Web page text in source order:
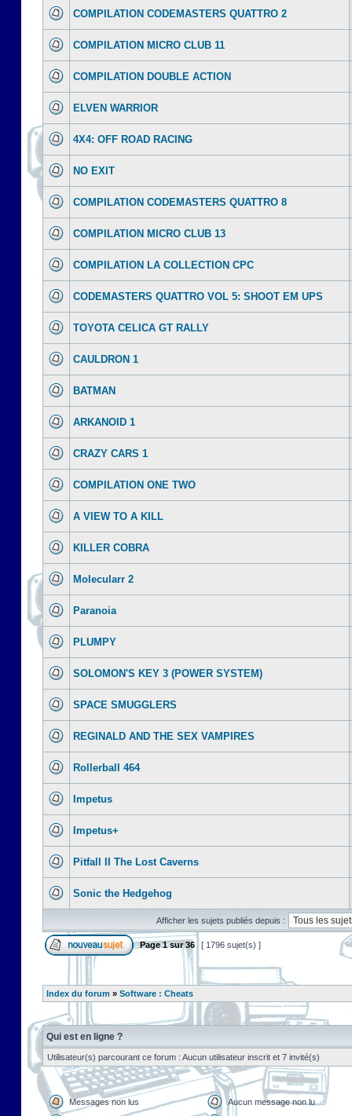
COMPILATION CODEMASTERS QUATTRO 2
COMPILATION MICRO CLUB 11
COMPILATION DOUBLE ACTION
ELVEN WARRIOR
4X4: OFF ROAD RACING
NO EXIT
COMPILATION CODEMASTERS QUATTRO 8
COMPILATION MICRO CLUB 13
COMPILATION LA COLLECTION CPC
CODEMASTERS QUATTRO VOL 5: SHOOT EM UPS
TOYOTA CELICA GT RALLY
CAULDRON 1
BATMAN
ARKANOID 1
CRAZY CARS 1
COMPILATION ONE TWO
A VIEW TO A KILL
KILLER COBRA
Molecularr 2
Paranoia
PLUMPY
SOLOMON'S KEY 3 (POWER SYSTEM)
SPACE SMUGGLERS
REGINALD AND THE SEX VAMPIRES
Rollerball 464
Impetus
Impetus+
Pitfall II The Lost Caverns
Sonic the Hedgehog
Afficher les sujets publiés depuis :
Page1sur36 [ 1796 sujet(s) ]
Index du forum » Software : Cheats
Qui est en ligne ?
Utilisateur(s) parcourant ce forum : Aucun utilisateur inscrit et 7 invité(s)
Messages non lus Aucun message non lu